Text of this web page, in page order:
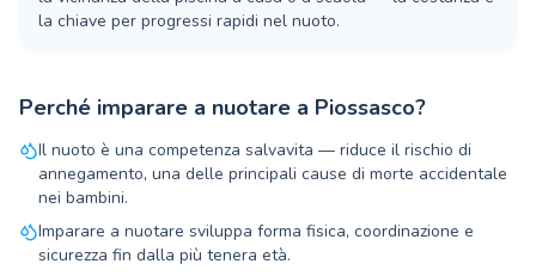
la chiave per progressi rapidi nel nuoto.
Perché imparare a nuotare a Piossasco?
Il nuoto è una competenza salvavita — riduce il rischio di
annegamento, una delle principali cause di morte accidentale
nei bambini.
Imparare a nuotare sviluppa forma fisica, coordinazione e
sicurezza fin dalla più tenera età.